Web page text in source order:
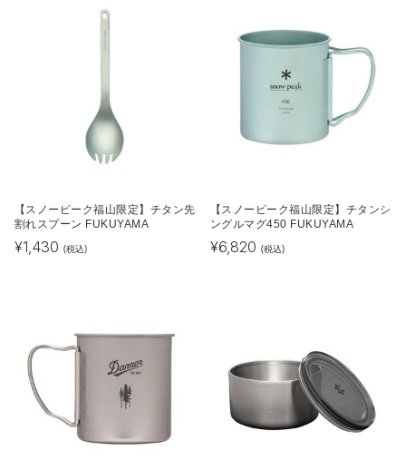
【スノーピーク福山限定】チタン先
割れスプーン FUKUYAMA
¥1,430 (税込)
【スノーピーク福山限定】チタンシ
ングルマグ450 FUKUYAMA
¥6,820 (税込)